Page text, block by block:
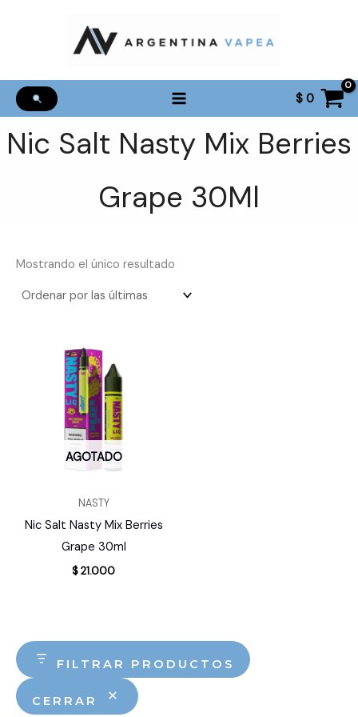
$0
Nic Salt Nasty Mix Berries
Grape 30Ml
FILTRAR PRODUCTOS
CERRAR
Mostrando el único resultado
AGOTADO
NASTY
Nic Salt Nasty Mix Berries
Grape 30ml
$21.000